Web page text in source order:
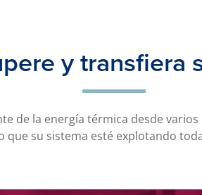
y transfiera
de la energía térmica desde
que su sistema esté explotando